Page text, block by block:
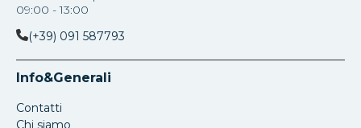
09:00 - 13:00
(+39) 091 587793
Info&Generali
Contatti
Chi siamo